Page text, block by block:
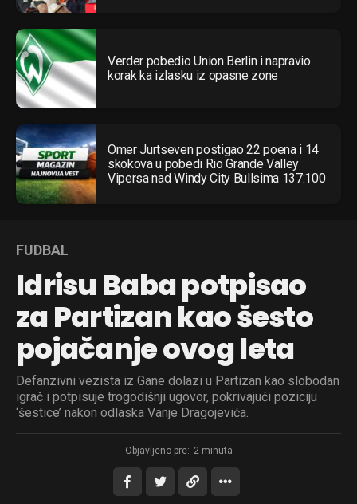
Verder pobedio Union Berlin i napravio
korak ka izlasku iz opasne zone
Omer Jurtseven postigao 22 poena i 14
skokova u pobedi Rio Grande Valley
Vipersa nad Windy City Bullsima 137:100
FUDBAL
Idrisu Baba potpisao
za Partizan kao šesto
pojačanje ovog leta
Defanzivni vezista iz Gane dolazi u Partizan kao slobodan
igrač i potpisuje trogodišnji ugovor, pokrivajući poziciju
‘šestice’ nakon odlaska Vanje Dragojevića.
Objavljeno pre: 2 minuta